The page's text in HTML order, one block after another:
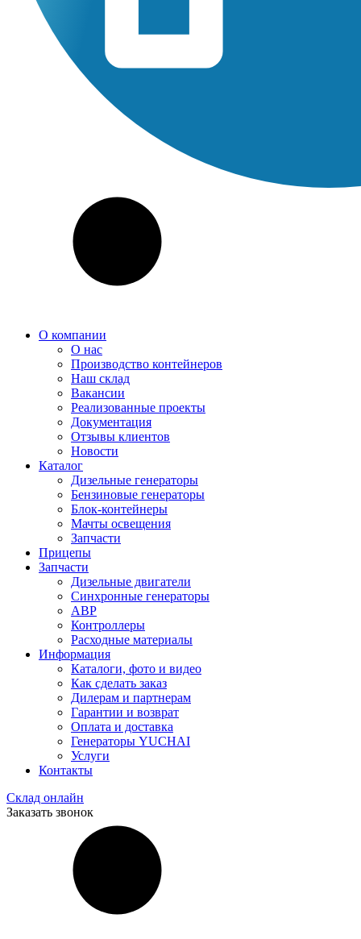
О компании
О нас
Производство контейнеров
Наш склад
Вакансии
Реализованные проекты
Документация
Отзывы клиентов
Новости
Каталог
Дизельные генераторы
Бензиновые генераторы
Блок-контейнеры
Мачты освещения
Запчасти
Прицепы
Запчасти
Дизельные двигатели
Синхронные генераторы
АВР
Контроллеры
Расходные материалы
Информация
Каталоги, фото и видео
Как сделать заказ
Дилерам и партнерам
Гарантии и возврат
Оплата и доставка
Генераторы YUCHAI
Услуги
Контакты
Склад онлайн
Заказать звонок